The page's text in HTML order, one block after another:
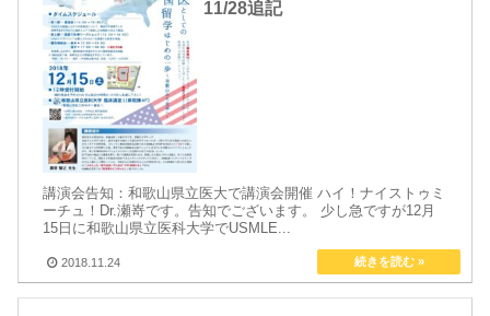
11/28追記
講演会告知：和歌山県立医大で講演会開催 ハイ！ナイストゥミ
ーチュ！Dr.瀬嵜です。告知でございます。 少し急ですが12月
15日に和歌山県立医科大学でUSMLE...
2018.11.24